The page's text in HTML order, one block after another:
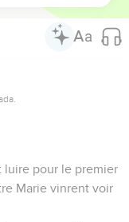
luire pour le premier
Marie vinrent voir